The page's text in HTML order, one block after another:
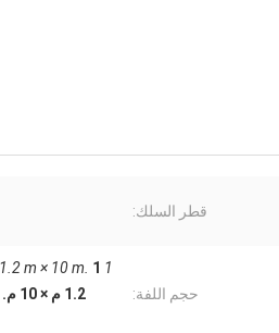
قطر السلك:
حجم اللفة:
1 m × 10 m, 1.2 m × 10 m.
1.2 م × 10 م.